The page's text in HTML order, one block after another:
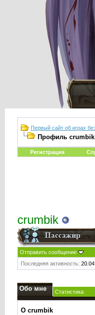
Первый сайт об играх
Профиль crumbik
Регистрация
crumbik
Отправить сообщение
Последняя активность:
Обо мне Статистика
О crumbik